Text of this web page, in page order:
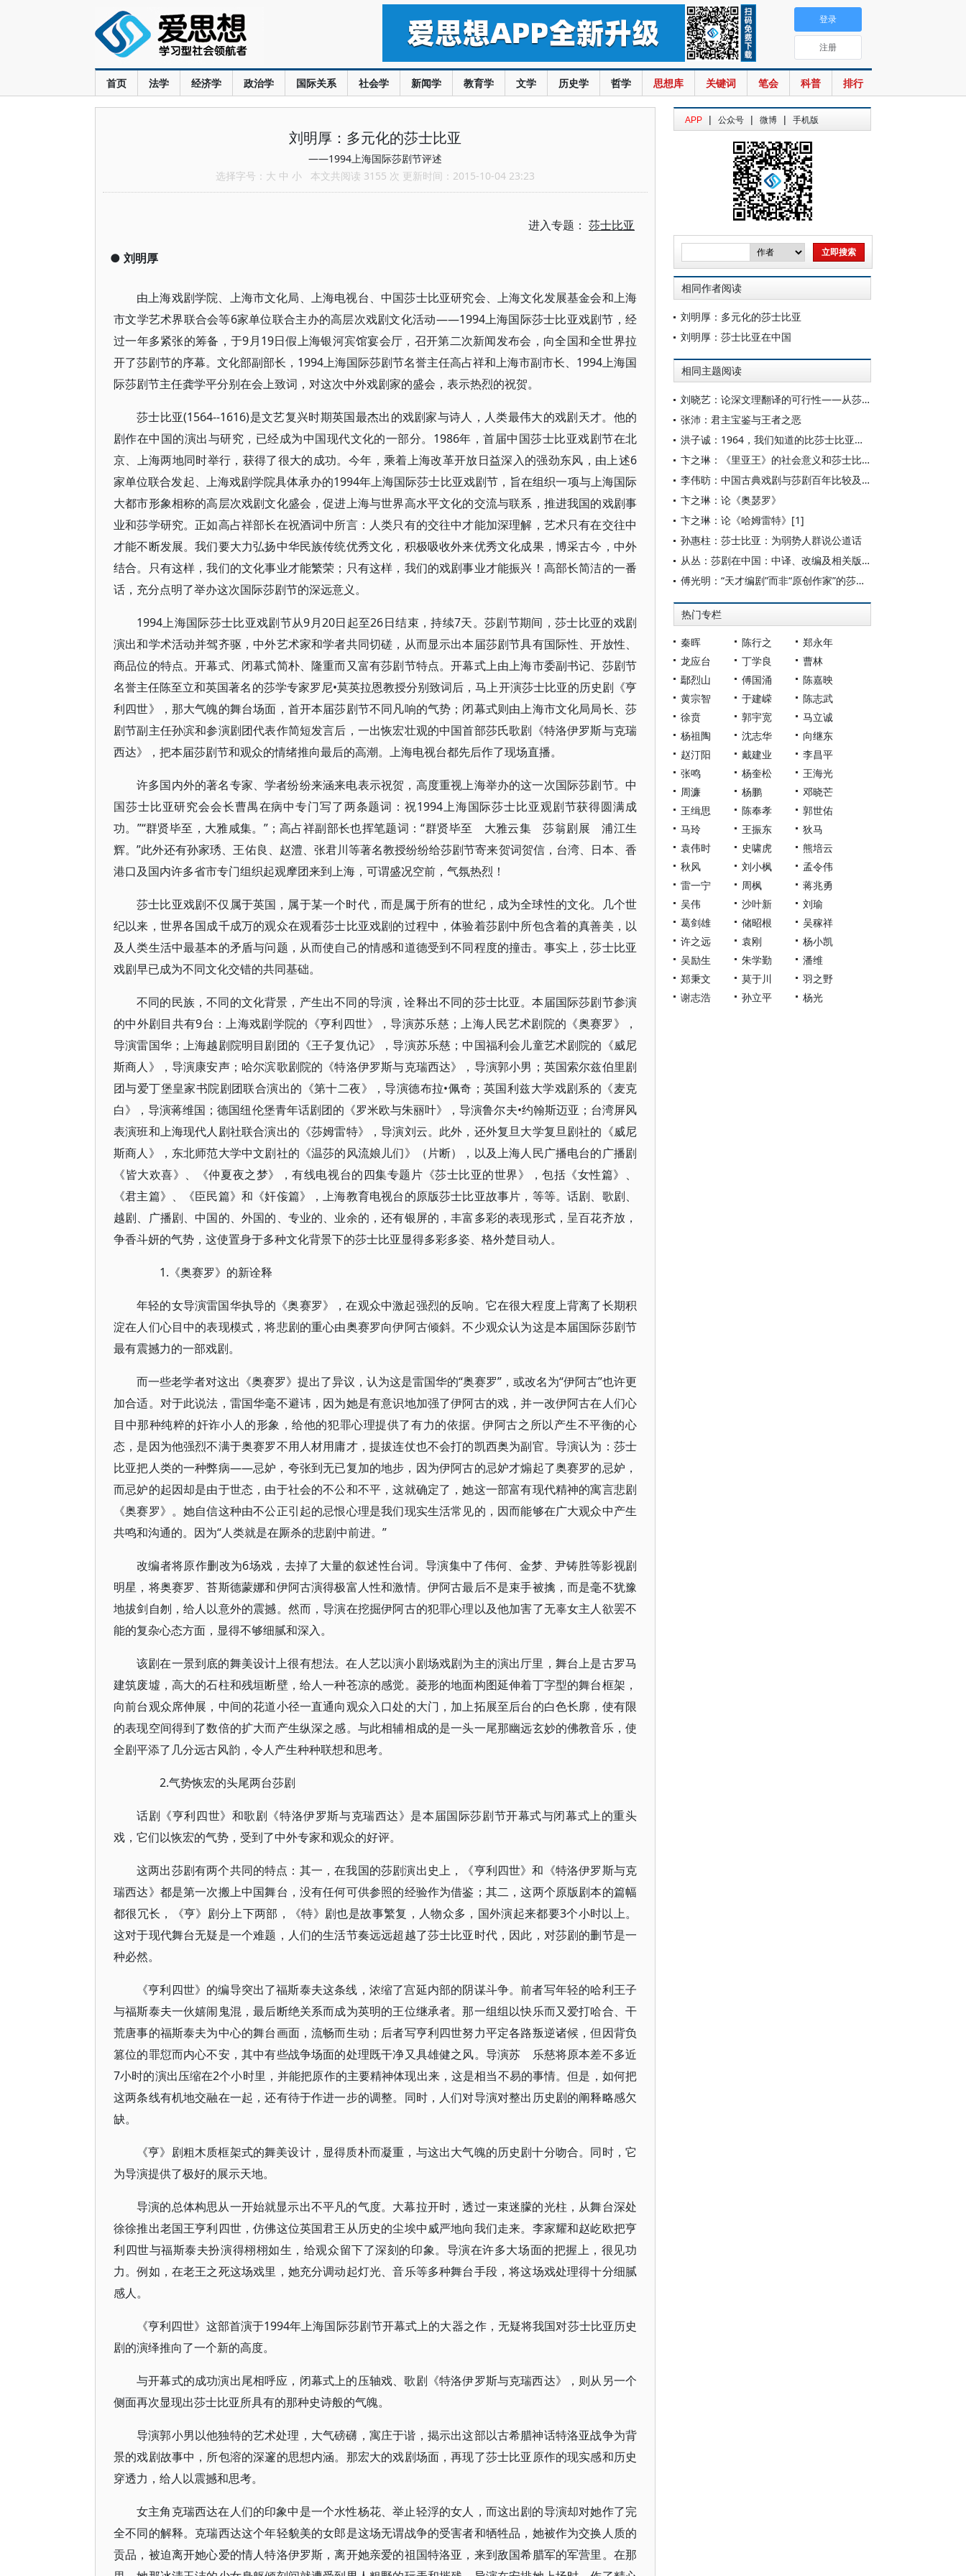
首页 法学 经济学 政治学 国际关系 社会学 新闻学 教育学 文学 历史学 哲学 思想库 关键词 笔会 科普 排行
登录
注册
刘明厚：多元化的莎士比亚
——1994上海国际莎剧节评述
选择字号： 大 中 小 本文共阅读 3155 次 更新时间：2015-10-04 23:23
进入专题： 莎士比亚
● 刘明厚
由上海戏剧学院、上海市文化局、上海电视台、中国莎士比亚研究会、上海文化发展基金会和上海
市文学艺术界联合会等6家单位联合主办的高层次戏剧文化活动——1994上海国际莎士比亚戏剧节，经
过一年多紧张的筹备，于9月19日假上海银河宾馆宴会厅，召开第二次新闻发布会，向全国和全世界拉
开了莎剧节的序幕。文化部副部长，1994上海国际莎剧节名誉主任高占祥和上海市副市长、1994上海国
际莎剧节主任龚学平分别在会上致词，对这次中外戏剧家的盛会，表示热烈的祝贺。
莎士比亚(1564--1616)是文艺复兴时期英国最杰出的戏剧家与诗人，人类最伟大的戏剧天才。他的
剧作在中国的演出与研究，已经成为中国现代文化的一部分。1986年，首届中国莎士比亚戏剧节在北
京、上海两地同时举行，获得了很大的成功。今年，乘着上海改革开放日益深入的强劲东风，由上述6
家单位联合发起、上海戏剧学院具体承办的1994年上海国际莎士比亚戏剧节，旨在组织一项与上海国际
大都市形象相称的高层次戏剧文化盛会，促进上海与世界高水平文化的交流与联系，推进我国的戏剧事
业和莎学研究。正如高占祥部长在祝酒词中所言：人类只有的交往中才能加深理解，艺术只有在交往中
才能不断发展。我们要大力弘扬中华民族传统优秀文化，积极吸收外来优秀文化成果，博采古今，中外
结合。只有这样，我们的文化事业才能繁荣；只有这样，我们的戏剧事业才能振兴！高部长简洁的一番
话，充分点明了举办这次国际莎剧节的深远意义。
1994上海国际莎士比亚戏剧节从9月20日起至26日结束，持续7天。莎剧节期间，莎士比亚的戏剧
演出和学术活动并驾齐驱，中外艺术家和学者共同切磋，从而显示出本届莎剧节具有国际性、开放性、
商品位的特点。开幕式、闭幕式简朴、隆重而又富有莎剧节特点。开幕式上由上海市委副书记、莎剧节
名誉主任陈至立和英国著名的莎学专家罗尼•莫英拉恩教授分别致词后，马上开演莎士比亚的历史剧《亨
利四世》，那大气魄的舞台场面，首开本届莎剧节不同凡响的气势；闭幕式则由上海市文化局局长、莎
剧节副主任孙滨和参演剧团代表作简短发言后，一出恢宏壮观的中国首部莎氏歌剧《特洛伊罗斯与克瑞
西达》，把本届莎剧节和观众的情绪推向最后的高潮。上海电视台都先后作了现场直播。
许多国内外的著名专家、学者纷纷来涵来电表示祝贺，高度重视上海举办的这一次国际莎剧节。中
国莎士比亚研究会会长曹禺在病中专门写了两条题词：祝1994上海国际莎士比亚观剧节获得圆满成
功。”“群贤毕至，大雅咸集。”；高占祥副部长也挥笔题词：“群贤毕至 大雅云集 莎翁剧展 浦江生
辉。”此外还有孙家琇、王佑良、赵澧、张君川等著名教授纷纷给莎剧节寄来贺词贺信，台湾、日本、香
港口及国内许多省市专门组织起观摩团来到上海，可谓盛况空前，气氛热烈！
莎士比亚戏剧不仅属于英国，属于某一个时代，而是属于所有的世纪，成为全球性的文化。几个世
纪以来，世界各国成千成万的观众在观看莎士比亚戏剧的过程中，体验着莎剧中所包含着的真善美，以
及人类生活中最基本的矛盾与问题，从而使自己的情感和道德受到不同程度的撞击。事实上，莎士比亚
戏剧早已成为不同文化交错的共同基础。
不同的民族，不同的文化背景，产生出不同的导演，诠释出不同的莎士比亚。本届国际莎剧节参演
的中外剧目共有9台：上海戏剧学院的《亨利四世》，导演苏乐慈；上海人民艺术剧院的《奥赛罗》，
导演雷国华；上海越剧院明目剧团的《王子复仇记》，导演苏乐慈；中国福利会儿童艺术剧院的《威尼
斯商人》，导演康安声；哈尔滨歌剧院的《特洛伊罗斯与克瑞西达》，导演郭小男；英国索尔兹伯里剧
团与爱丁堡皇家书院剧团联合演出的《第十二夜》，导演德布拉•佩奇；英国利兹大学戏剧系的《麦克
白》，导演蒋维国；德国纽伦堡青年话剧团的《罗米欧与朱丽叶》，导演鲁尔夫•约翰斯迈亚；台湾屏风
表演班和上海现代人剧社联合演出的《莎姆雷特》，导演刘云。此外，还外复旦大学复旦剧社的《威尼
斯商人》，东北师范大学中文剧社的《温莎的风流娘儿们》（片断），以及上海人民广播电台的广播剧
《皆大欢喜》、《仲夏夜之梦》，有线电视台的四集专题片《莎士比亚的世界》，包括《女性篇》、
《君主篇》、《臣民篇》和《奸侫篇》，上海教育电视台的原版莎士比亚故事片，等等。话剧、歌剧、
越剧、广播剧、中国的、外国的、专业的、业余的，还有银屏的，丰富多彩的表现形式，呈百花齐放，
争香斗妍的气势，这使置身于多种文化背景下的莎士比亚显得多彩多姿、格外楚目动人。
1.《奥赛罗》的新诠释
年轻的女导演雷国华执导的《奥赛罗》，在观众中激起强烈的反响。它在很大程度上背离了长期积
淀在人们心目中的表现模式，将悲剧的重心由奥赛罗向伊阿古倾斜。不少观众认为这是本届国际莎剧节
最有震撼力的一部戏剧。
而一些老学者对这出《奥赛罗》提出了异议，认为这是雷国华的“奥赛罗”，或改名为“伊阿古”也许更
加合适。对于此说法，雷国华毫不避讳，因为她是有意识地加强了伊阿古的戏，并一改伊阿古在人们心
目中那种纯粹的奸诈小人的形象，给他的犯罪心理提供了有力的依据。伊阿古之所以产生不平衡的心
态，是因为他强烈不满于奥赛罗不用人材用庸才，提拔连仗也不会打的凯西奥为副官。导演认为：莎士
比亚把人类的一种弊病——忌妒，夸张到无已复加的地步，因为伊阿古的忌妒才煽起了奥赛罗的忌妒，
而忌妒的起因却是由于世态，由于社会的不公和不平，这就确定了，她这一部富有现代精神的寓言悲剧
《奥赛罗》。她自信这种由不公正引起的忌恨心理是我们现实生活常见的，因而能够在广大观众中产生
共鸣和沟通的。因为“人类就是在厮杀的悲剧中前进。”
改编者将原作删改为6场戏，去掉了大量的叙述性台词。导演集中了伟何、金梦、尹铸胜等影视剧
明星，将奥赛罗、苔斯德蒙娜和伊阿古演得极富人性和激情。伊阿古最后不是束手被擒，而是毫不犹豫
地拔剑自刎，给人以意外的震撼。然而，导演在挖掘伊阿古的犯罪心理以及他加害了无辜女主人欲罢不
能的复杂心态方面，显得不够细腻和深入。
该剧在一景到底的舞美设计上很有想法。在人艺以演小剧场戏剧为主的演出厅里，舞台上是古罗马
建筑废墟，高大的石柱和残垣断壁，给人一种苍凉的感觉。菱形的地面构图延伸着丁字型的舞台框架，
向前台观众席伸展，中间的花道小径一直通向观众入口处的大门，加上拓展至后台的白色长廓，使有限
的表现空间得到了数倍的扩大而产生纵深之感。与此相辅相成的是一头一尾那幽远玄妙的佛教音乐，使
全剧平添了几分远古风韵，令人产生种种联想和思考。
2.气势恢宏的头尾两台莎剧
话剧《亨利四世》和歌剧《特洛伊罗斯与克瑞西达》是本届国际莎剧节开幕式与闭幕式上的重头
戏，它们以恢宏的气势，受到了中外专家和观众的好评。
这两出莎剧有两个共同的特点：其一，在我国的莎剧演出史上，《亨利四世》和《特洛伊罗斯与克
瑞西达》都是第一次搬上中国舞台，没有任何可供参照的经验作为借鉴；其二，这两个原版剧本的篇幅
都很冗长，《亨》剧分上下两部，《特》剧也是故事繁复，人物众多，国外演起来都要3个小时以上。
这对于现代舞台无疑是一个难题，人们的生活节奏远远超越了莎士比亚时代，因此，对莎剧的删节是一
种必然。
《亨利四世》的编导突出了福斯泰夫这条线，浓缩了宫延内部的阴谋斗争。前者写年轻的哈利王子
与福斯泰夫一伙嬉闹鬼混，最后断绝关系而成为英明的王位继承者。那一组组以快乐而又爱打哈合、干
荒唐事的福斯泰夫为中心的舞台画面，流畅而生动；后者写亨利四世努力平定各路叛逆诸候，但因背负
篡位的罪愆而内心不安，其中有些战争场面的处理既干净又具雄健之风。导演苏 乐慈将原本差不多近
7小时的演出压缩在2个小时里，并能把原作的主要精神体现出来，这是相当不易的事情。但是，如何把
这两条线有机地交融在一起，还有待于作进一步的调整。同时，人们对导演对整出历史剧的阐释略感欠
缺。
《亨》剧粗木质框架式的舞美设计，显得质朴而凝重，与这出大气魄的历史剧十分吻合。同时，它
为导演提供了极好的展示天地。
导演的总体构思从一开始就显示出不平凡的气度。大幕拉开时，透过一束迷朦的光柱，从舞台深处
徐徐推出老国王亨利四世，仿佛这位英国君王从历史的尘埃中威严地向我们走来。李家耀和赵屹欧把亨
利四世与福斯泰夫扮演得栩栩如生，给观众留下了深刻的印象。导演在许多大场面的把握上，很见功
力。例如，在老王之死这场戏里，她充分调动起灯光、音乐等多种舞台手段，将这场戏处理得十分细腻
感人。
《亨利四世》这部首演于1994年上海国际莎剧节开幕式上的大器之作，无疑将我国对莎士比亚历史
剧的演绎推向了一个新的高度。
与开幕式的成功演出尾相呼应，闭幕式上的压轴戏、歌剧《特洛伊罗斯与克瑞西达》，则从另一个
侧面再次显现出莎士比亚所具有的那种史诗般的气魄。
导演郭小男以他独特的艺术处理，大气磅礴，寓庄于谐，揭示出这部以古希腊神话特洛亚战争为背
景的戏剧故事中，所包溶的深邃的思想内涵。那宏大的戏剧场面，再现了莎士比亚原作的现实感和历史
穿透力，给人以震撼和思考。
女主角克瑞西达在人们的印象中是一个水性杨花、举止轻浮的女人，而这出剧的导演却对她作了完
全不同的解释。克瑞西达这个年轻貌美的女郎是这场无谓战争的受害者和牺牲品，她被作为交换人质的
贡品，被迫离开她心爱的情人特洛伊罗斯，离开她亲爱的祖国特洛亚，来到敌国希腊军的军营里。在那
APP | 公众号 | 微博 | 手机版
相同作者阅读
刘明厚：多元化的莎士比亚
刘明厚：莎士比亚在中国
相同主题阅读
刘晓艺：论深文理翻译的可行性——从莎士比亚商籁的五古中译实践谈起
张沛：君主宝鉴与王者之恶
洪子诚：1964，我们知道的比莎士比亚少？——当代文学中的世界文学
卞之琳：《里亚王》的社会意义和莎士比亚的人文主义
李伟昉：中国古典戏剧与莎剧百年比较及其文化价值
卞之琳：论《奥瑟罗》
卞之琳：论《哈姆雷特》[1]
孙惠柱：莎士比亚：为弱势人群说公道话
从丛：莎剧在中国：中译、改编及相关版本问题
傅光明：“天才编剧”而非“原创作家”的莎士比亚——莎士比亚《恺撒》与普鲁塔克《名人传》
热门专栏
秦晖 陈行之
郑永年
龙应台
丁学良
曹林
鄢烈山
傅国涌
陈嘉映
黄宗智
于建嵘
陈志武
徐贲
郭宇宽
马立诚
杨祖陶
沈志华
向继东
赵汀阳
戴建业
李昌平
张鸣
杨奎松
王海光
周濂
杨鹏
邓晓芒
王缉思
陈奉孝
郭世佑
马玲
王振东
狄马
袁伟时
史啸虎
熊培云
秋风
刘小枫
孟令伟
雷一宁
周枫
蒋兆勇
吴伟
沙叶新
刘瑜
葛剑雄
储昭根
吴稼祥
许之远
袁刚
杨小凯
吴励生
朱学勤
潘维
郑秉文
莫于川
羽之野
谢志浩
孙立平 杨光